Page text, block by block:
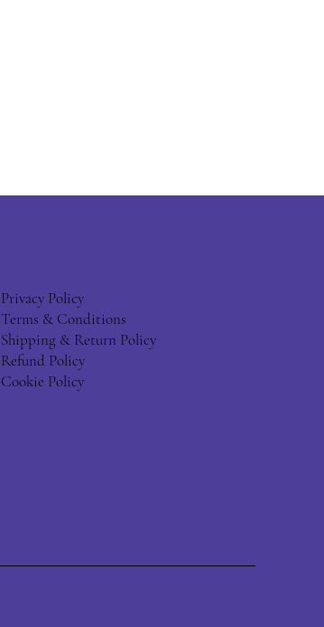
Privacy Policy
Terms & Conditions
Shipping & Return Policy
Refund Policy
Cookie Policy